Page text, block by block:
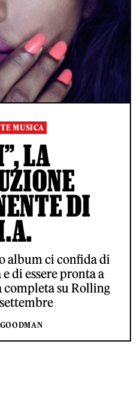
MUSICA
LA
DI
album ci confida di
di essere pronta a
su Rolling